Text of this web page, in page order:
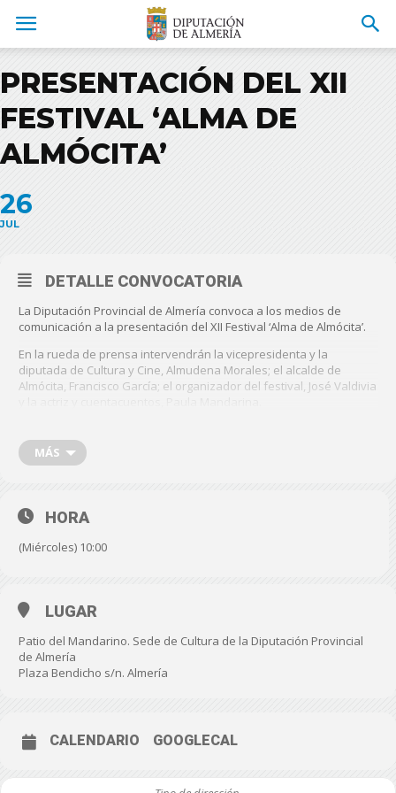
PRESENTACIÓN DEL XII
FESTIVAL ‘ALMA DE
ALMÓCITA’
26
JUL
DETALLE CONVOCATORIA
La Diputación Provincial de Almería convoca a los medios de
comunicación a la presentación del XII Festival ‘Alma de Almócita’.
En la rueda de prensa intervendrán la vicepresidenta y la
diputada de Cultura y Cine, Almudena Morales; el alcalde de
Almócita, Francisco García; el organizador del festival, José Valdivia
HORA: 10 h.
MÁS
HORA
(Miércoles) 10:00
LUGAR
Patio del Mandarino. Sede de Cultura de la Diputación Provincial
de Almería
Plaza Bendicho s/n. Almería
CALENDARIO GOOGLECAL